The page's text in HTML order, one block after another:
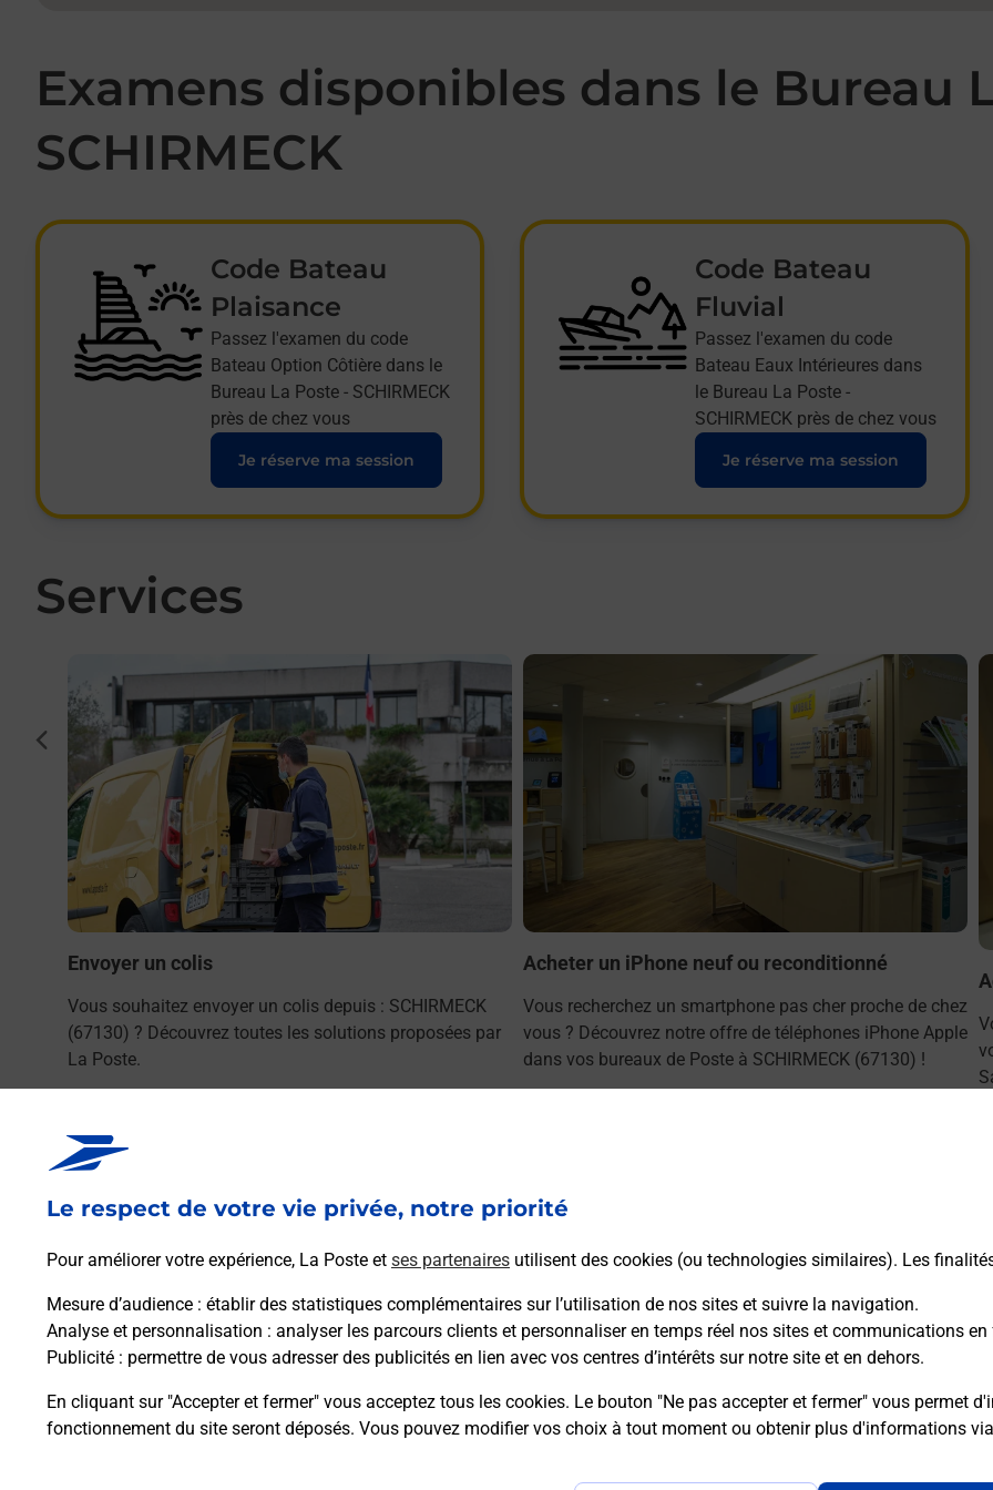
Le respect de votre vie privée, notre priorité
Pour améliorer votre expérience, La Poste et ses partenaires utilisent des cookies (ou technologies similaires). Les
Mesure d’audience : établir des statistiques complémentaires sur l’utilisation de nos sites et suivre la navigation.
Analyse et personnalisation : analyser les parcours clients et personnaliser en temps réel nos sites et communications
Publicité : permettre de vous adresser des publicités en lien avec vos centres d’intérêts sur notre site et en dehors.
En cliquant sur "Accepter et fermer" vous acceptez tous les cookies. Le bouton "Ne pas accepter et fermer" vous permet
fonctionnement du site seront déposés. Vous pouvez modifier vos choix à tout moment ou obtenir plus d'informations via
Examens disponibles dans le Bureau
SCHIRMECK
Code Bateau
Plaisance
Passez l'examen du code
Bateau Option Côtière dans le
Bureau La Poste - SCHIRMECK
près de chez vous
Je réserve ma session
Code Bateau
Fluvial
Passez l'examen du code
Bateau Eaux Intérieures dans
le Bureau La Poste -
SCHIRMECK près de chez vous
Je réserve ma session
Services
Envoyer un colis
Vous souhaitez envoyer un colis depuis : SCHIRMECK
(67130) ? Découvrez toutes les solutions proposées par
La Poste.
En savoir plus
Acheter un iPhone neuf ou reconditionné
Vous recherchez un smartphone pas cher proche de chez
vous ? Découvrez notre offre de téléphones iPhone Apple
dans vos bureaux de Poste à SCHIRMECK (67130) !
Foire aux questions
Quel âge minimum faut-il pour passer le permis bateau ?